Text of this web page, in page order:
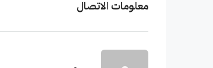
معلومات الاتصال